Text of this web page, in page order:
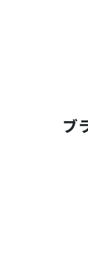
ブ